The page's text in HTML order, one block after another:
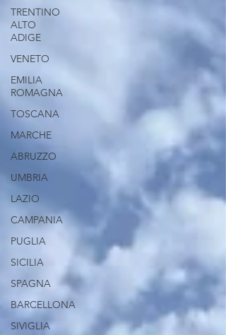
TRENTINO
ALTO
ADIGE
VENETO
EMILIA
ROMAGNA
TOSCANA
MARCHE
ABRUZZO
UMBRIA
LAZIO
CAMPANIA
PUGLIA
SICILIA
SPAGNA
BARCELLONA
SIVIGLIA